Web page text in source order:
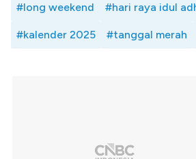
#long weekend #hari raya idul
#kalender 2025 #tanggal merah